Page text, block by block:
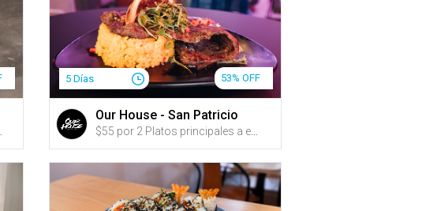
5 Días 53% OFF
Our House - San Patricio